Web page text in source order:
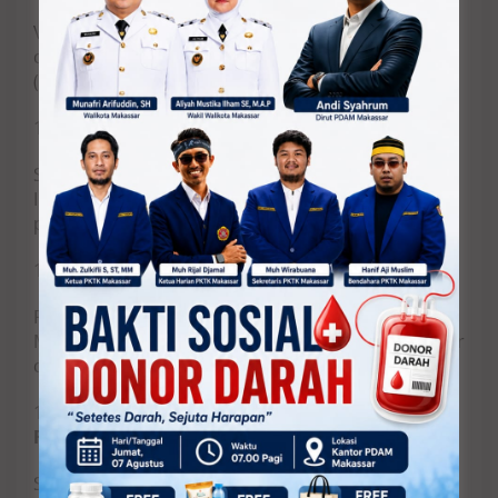
Vegetaguard: Sistem Terpadu Pencegahan PMK
dan Parasit Internal melalui Pendekatan Triple-e
(Edukasi, Eliminasi, Enginering) untuk Desa Mandiri
Himpunan Mahasiswa Statistika – FMIPA
Senja: Sekolah Menyapa di Mana Saja sebagai
Inovasi kegiatan belajar asyik untuk anak-anak
pejuang sehat di rumah singgah makassar
12.HMGF – FMIPA
Penerapan Teknologi Geofisika Tepat Guna untuk
Menentukan Titik Bor Air Tanah di Wilayah Krisis Air
di Desa Cikoang Kab. Takalar
Forum Mahasiswa Kesehatan Masyarakat –
FKM
Sipatokkong BerNutrisi : Optimalisasi